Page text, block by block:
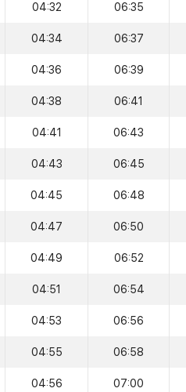
04:32 06:35
04:34 06:37
04:36 06:39
04:38 06:41
04:41 06:43
04:43 06:45
04:45 06:48
04:47 06:50
04:49 06:52
04:51 06:54
04:53 06:56
04:55 06:58
04:56 07:00